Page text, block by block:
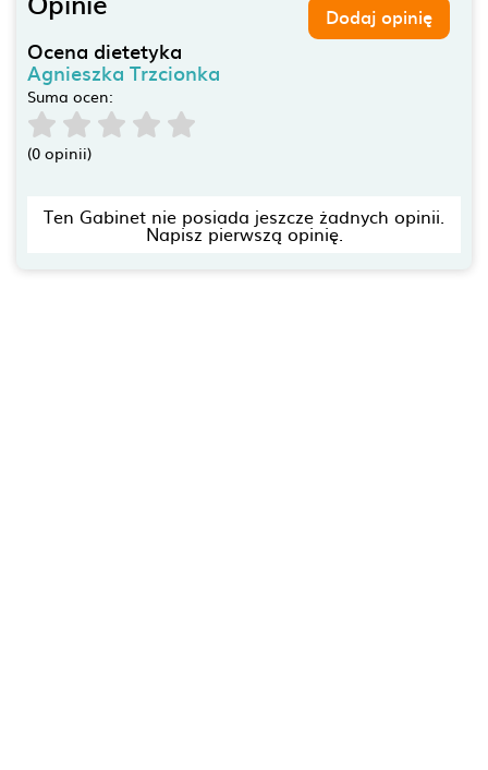
Dodaj opinię
Ocena dietetyka
Agnieszka Trzcionka
Suma ocen:
(0 opinii)
Ten Gabinet nie posiada jeszcze żadnych opinii.
Napisz pierwszą opinię.